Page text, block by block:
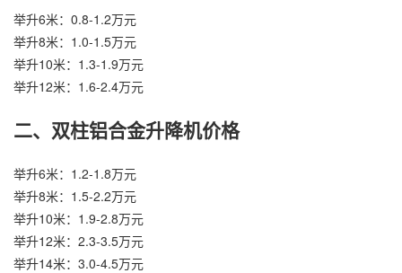
举升6米：0.8-1.2万元
举升8米：1.0-1.5万元
举升10米：1.3-1.9万元
举升12米：1.6-2.4万元
二、双柱铝合金升降机价格
举升6米：1.2-1.8万元
举升8米：1.5-2.2万元
举升10米：1.9-2.8万元
举升12米：2.3-3.5万元
举升14米：3.0-4.5万元